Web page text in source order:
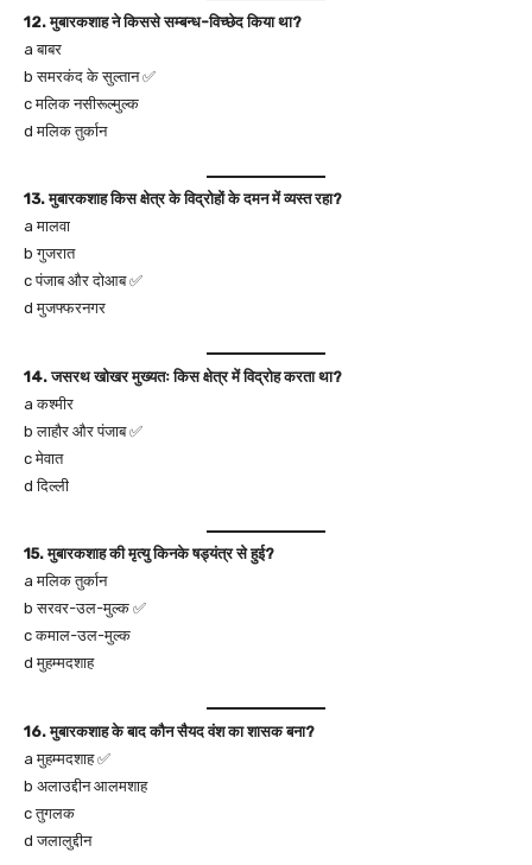
12. मुबारकशाह ने किससे सम्बन्ध-विच्छेद किया था?
a बाबर
b समरकंद के सुल्तान ✅
c मलिक नसीरूल्मुल्क
d मलिक तुर्कान
13. मुबारकशाह किस क्षेत्र के विद्रोहों के दमन में व्यस्त रहा?
a मालवा
b गुजरात
c पंजाब और दोआब ✅
d मुजफ्फरनगर
14. जसरथ खोखर मुख्यतः किस क्षेत्र में विद्रोह करता था?
a कश्मीर
b लाहौर और पंजाब ✅
c मेवात
d दिल्ली
15. मुबारकशाह की मृत्यु किनके षड्यंत्र से हुई?
a मलिक तुर्कान
b सरवर-उल-मुल्क ✅
c कमाल-उल-मुल्क
d मुहम्मदशाह
16. मुबारकशाह के बाद कौन सैयद वंश का शासक बना?
a मुहम्मदशाह ✅
b अलाउद्दीन आलमशाह
c तुगलक
d जलालुद्दीन